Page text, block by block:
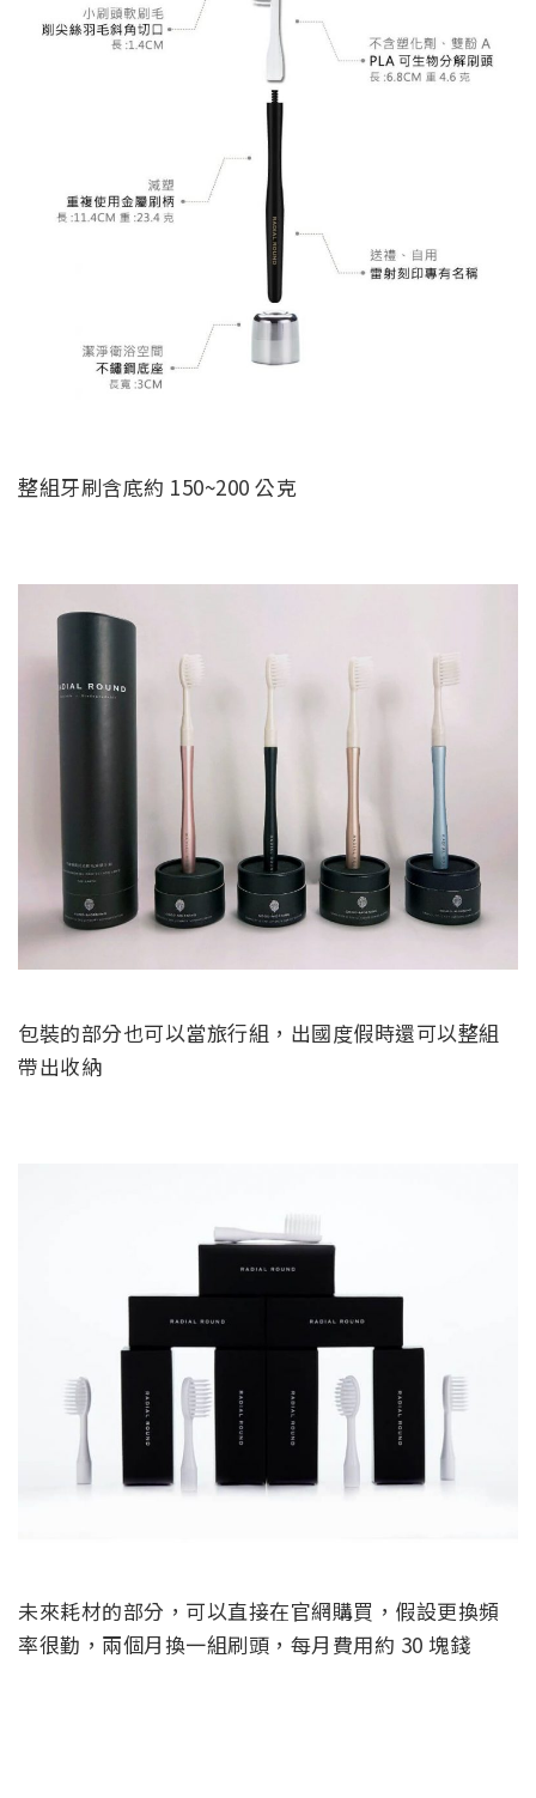
整組牙刷含底約 150~200 公克
包裝的部分也可以當旅行組，出國度假時還可以整組
帶出收納
未來耗材的部分，可以直接在官網購買，假設更換頻
率很勤，兩個月換一組刷頭，每月費用約 30 塊錢